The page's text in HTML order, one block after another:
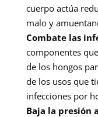
cuerpo actúa
malo y
Combate las
componentes
de los hongos
de los usos que
infecciones por
Baja la presión